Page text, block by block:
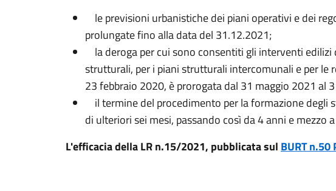
le previsioni urbanistiche dei piani operativi e dei
prolungate fino alla data del 31.12.2021;
la deroga per cui sono consentiti gli interventi edilizi
strutturali, per i piani strutturali intercomunali e per le
23 febbraio 2020, è prorogata dal 31 maggio 2021 al
il termine del procedimento per la formazione
di ulteriori sei mesi, passando così da 4 anni e mezzo
L'efficacia della LR n.15/2021, pubblicata sul BURT